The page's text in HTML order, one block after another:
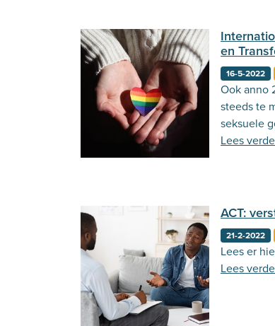
en
16-5-2022
Ook anno
steeds te
seksuele
over
Lees
ACT:
21-2-2022
Lees er
Lees